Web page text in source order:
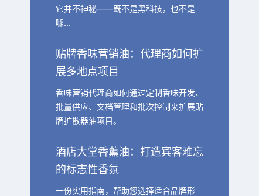
它并不神秘——既不是黑科技，也不是
噱…
贴牌香味营销油：代理商如何扩
展多地点项目
香味营销代理商如何通过定制香味开发、
批量供应、文档管理和批次控制来扩展贴
牌扩散器油项目。
酒店大堂香薰油：打造宾客难忘
的标志性香氛
一份实用指南，帮助您选择适合品牌形